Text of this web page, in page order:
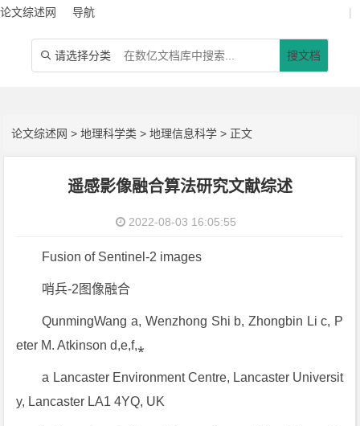
论文综述网 导航 |
 请选择分类 搜文档
论文综述网 >地理科学类 >地理信息科学 > 正文
遥感影像融合算法研究文献综述
2022-08-03 16:05:55
Fusion of Sentinel-2 images
哨兵-2图像融合
QunmingWang a, Wenzhong Shi b, Zhongbin Li c, P
eter M. Atkinson d,e,f,⁎
a Lancaster Environment Centre, Lancaster Universit
y, Lancaster LA1 4YQ, UK